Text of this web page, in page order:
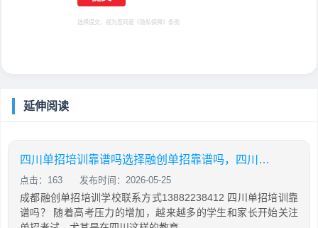
选择提交，视为您同意 《隐私保障》 条例
延伸阅读
四川单招培训靠谱吗选择融创单招靠谱吗，四川单招补课机构哪里好
点击：163 发布时间：2026-05-25
成都融创单招培训学校联系方式13882238412 四川单招培训靠
谱吗？ 随着高考压力的增加，越来越多的学生和家长开始关注